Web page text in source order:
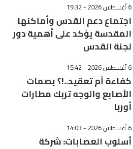
6 أغسطس 2026 - 19:32
اجتماع دعم القدس وأماكنها
المقدسة يؤكد على أهمية دور
لجنة القدس
6 أغسطس 2026 - 15:42
كفاءة أم تعقيد..!؟ بصمات
الأصابع والوجه تربك مطارات
أوربا
6 أغسطس 2026 - 14:03
أسلوب العصابات: شركة